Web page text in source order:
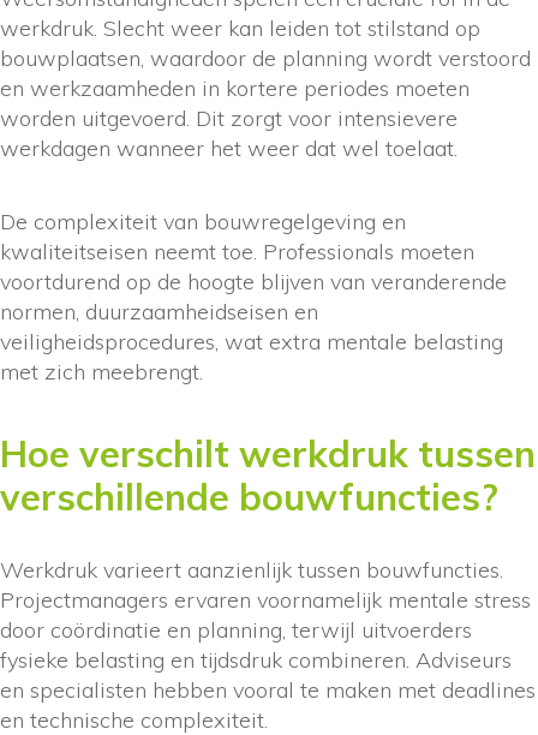
werkdruk. Slecht weer kan leiden tot stilstand op
bouwplaatsen, waardoor de planning wordt verstoord
en werkzaamheden in kortere periodes moeten
worden uitgevoerd. Dit zorgt voor intensievere
werkdagen wanneer het weer dat wel toelaat.
De complexiteit van bouwregelgeving en
kwaliteitseisen neemt toe. Professionals moeten
voortdurend op de hoogte blijven van veranderende
normen, duurzaamheidseisen en
veiligheidsprocedures, wat extra mentale belasting
met zich meebrengt.
Hoe verschilt werkdruk tussen
verschillende bouwfuncties?
Werkdruk varieert aanzienlijk tussen bouwfuncties.
Projectmanagers ervaren voornamelijk mentale stress
door coördinatie en planning, terwijl uitvoerders
fysieke belasting en tijdsdruk combineren. Adviseurs
en specialisten hebben vooral te maken met deadlines
en technische complexiteit.